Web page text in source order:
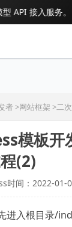
接入服务。
者 >网站框架 >二
模板开
(2)
时间：2022-01-
进入根目录/